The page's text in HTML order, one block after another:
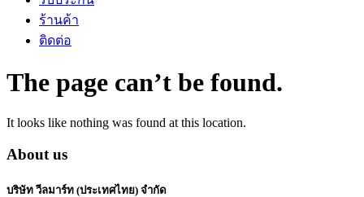
ร้านค้า
ติดต่อ
The page can’t be found.
It looks like nothing was found at this location.
About us
บริษัท วีลมาร์ท (ประเทศไทย) จำกัด